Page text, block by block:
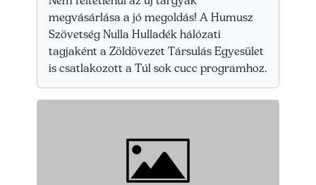
megvásárlása a jó megoldás! A Humusz
Szövetség Nulla Hulladék hálózati
tagjaként a Zöldövezet Társulás Egyesület
is csatlakozott a Túl sok cucc programhoz.